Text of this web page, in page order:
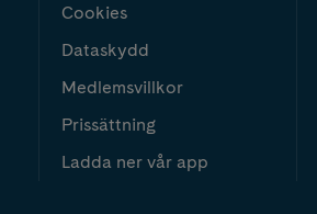
Cookies
Dataskydd
Medlemsvillkor
Prissättning
Ladda ner vår app